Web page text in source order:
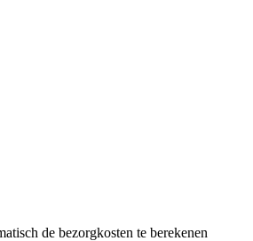
de bezorgkosten te berekenen